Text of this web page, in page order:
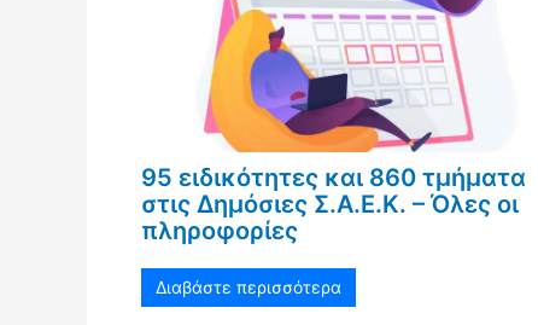
95 ειδικότητες και 860 τμήματα
στις Δημόσιες Σ.Α.Ε.Κ. – Όλες οι
πληροφορίες
Διαβάστε περισσότερα